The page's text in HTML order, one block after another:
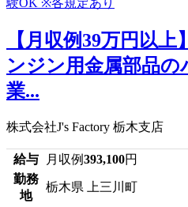
【月収例39万円以
ンジン用金属部品の
業...
株式会社J's Factory 栃木支店
給与 月収例393,100円
勤務
地
栃木県 上三川町